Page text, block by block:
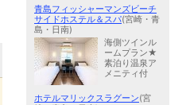
青島フィッシャーマンズビーチ
サイドホステル＆スパ(宮崎・青
島・日南)
海側ツインル
ームプラン★
素泊り温泉ア
メニティ付
ホテルマリックスラグーン(宮